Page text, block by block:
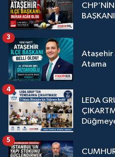
Ataşehir
Atama
3
LEDA
4
5